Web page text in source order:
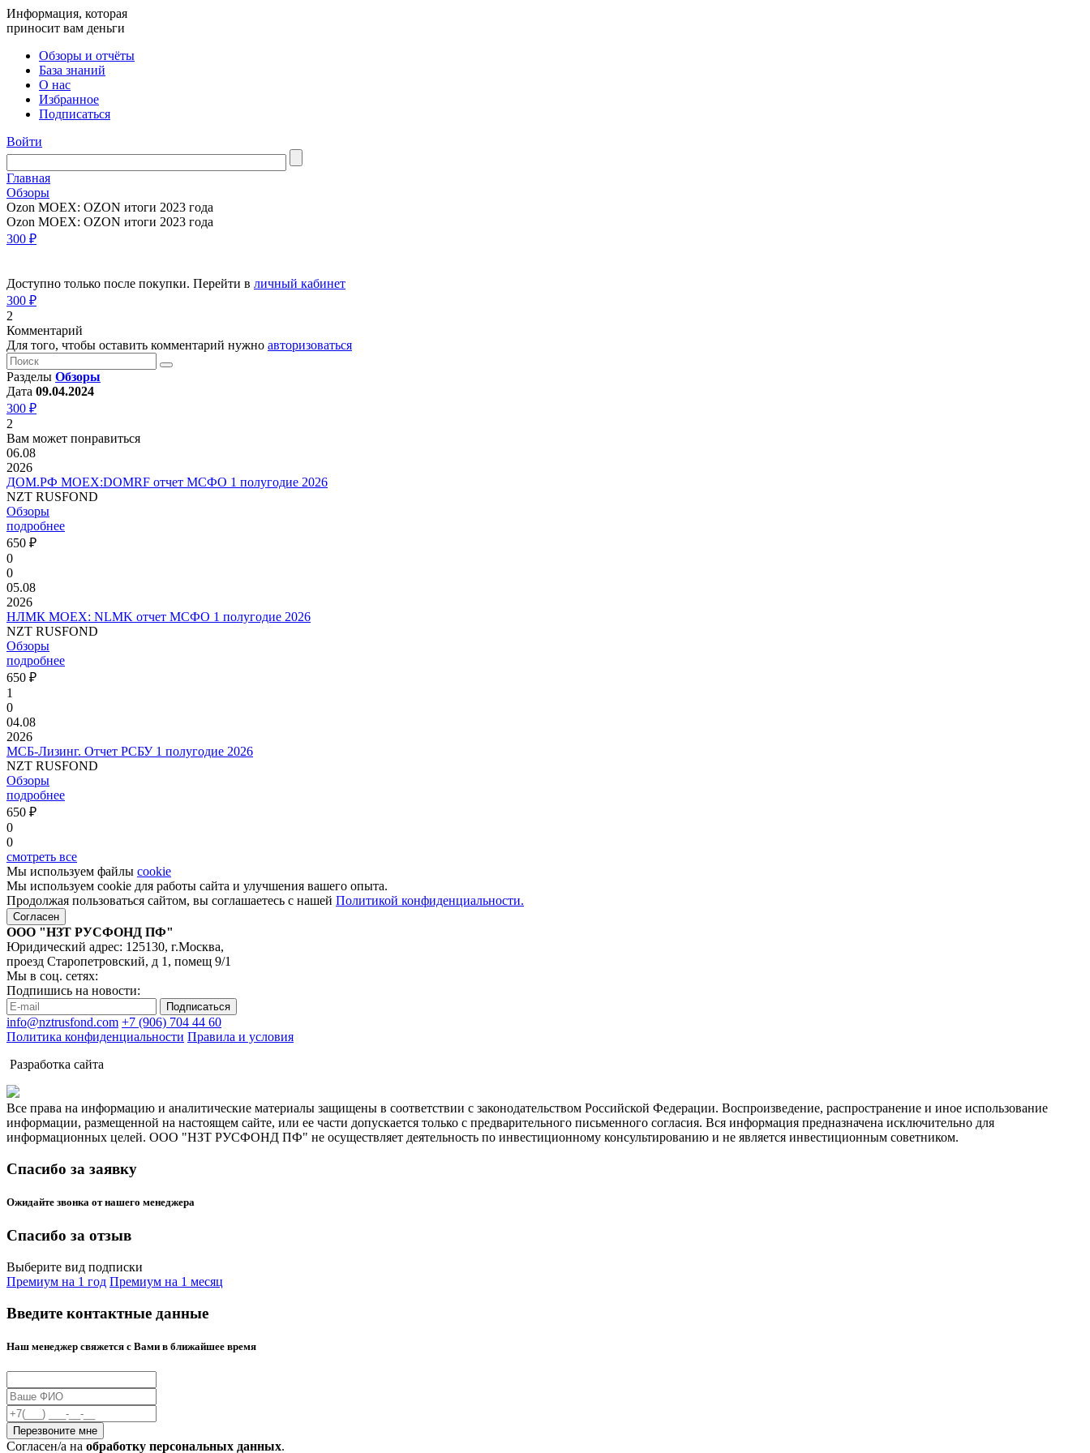
Информация, которая
приносит вам деньги
Обзоры и отчёты
База знаний
О нас
Избранное
Подписаться
Войти
Главная
Обзоры
Ozon MOEX: OZON итоги 2023 года
Ozon MOEX: OZON итоги 2023 года
300 ₽
Доступно только после покупки. Перейти в личный кабинет
300 ₽
2
Комментарий
Для того, чтобы оставить комментарий нужно авторизоваться
Разделы Обзоры
Дата 09.04.2024
300 ₽
2
Вам может понравиться
06.08
2026
ДОМ.РФ MOEX:DOMRF отчет МСФО 1 полугодие 2026
NZT RUSFOND
Обзоры
подробнее
650 ₽
0
0
05.08
2026
НЛМК MOEX: NLMK отчет МСФО 1 полугодие 2026
NZT RUSFOND
Обзоры
подробнее
650 ₽
1
0
04.08
2026
МСБ-Лизинг. Отчет РСБУ 1 полугодие 2026
NZT RUSFOND
Обзоры
подробнее
650 ₽
0
0
смотреть все
Мы используем файлы cookie
Мы используем cookie для работы сайта и улучшения вашего опыта.
Продолжая пользоваться сайтом, вы соглашаетесь с нашей Политикой конфиденциальности.
Согласен
ООО "НЗТ РУСФОНД ПФ"
Юридический адрес: 125130, г.Москва,
проезд Старопетровский, д 1, помещ 9/1
Мы в соц. сетях:
Подпишись на новости:
Подписаться
info@nztrusfond.com +7 (906) 704 44 60
Политика конфиденциальности Правила и условия
Разработка сайта
Все права на информацию и аналитические материалы защищены в соответствии с законодательством Российской Федерации. Воспроизведение, распространение и иное использование
информации, размещенной на настоящем сайте, или ее части допускается только с предварительного письменного согласия. Вся информация предназначена исключительно для
информационных целей. ООО "НЗТ РУСФОНД ПФ" не осуществляет деятельность по инвестиционному консультированию и не является инвестиционным советником.
Спасибо за заявку
Ожидайте звонка от нашего менеджера
Спасибо за отзыв
Выберите вид подписки
Премиум на 1 год Премиум на 1 месяц
Введите контактные данные
Наш менеджер свяжется с Вами в ближайшее время
Cогласен/а на обработку персональных данных.